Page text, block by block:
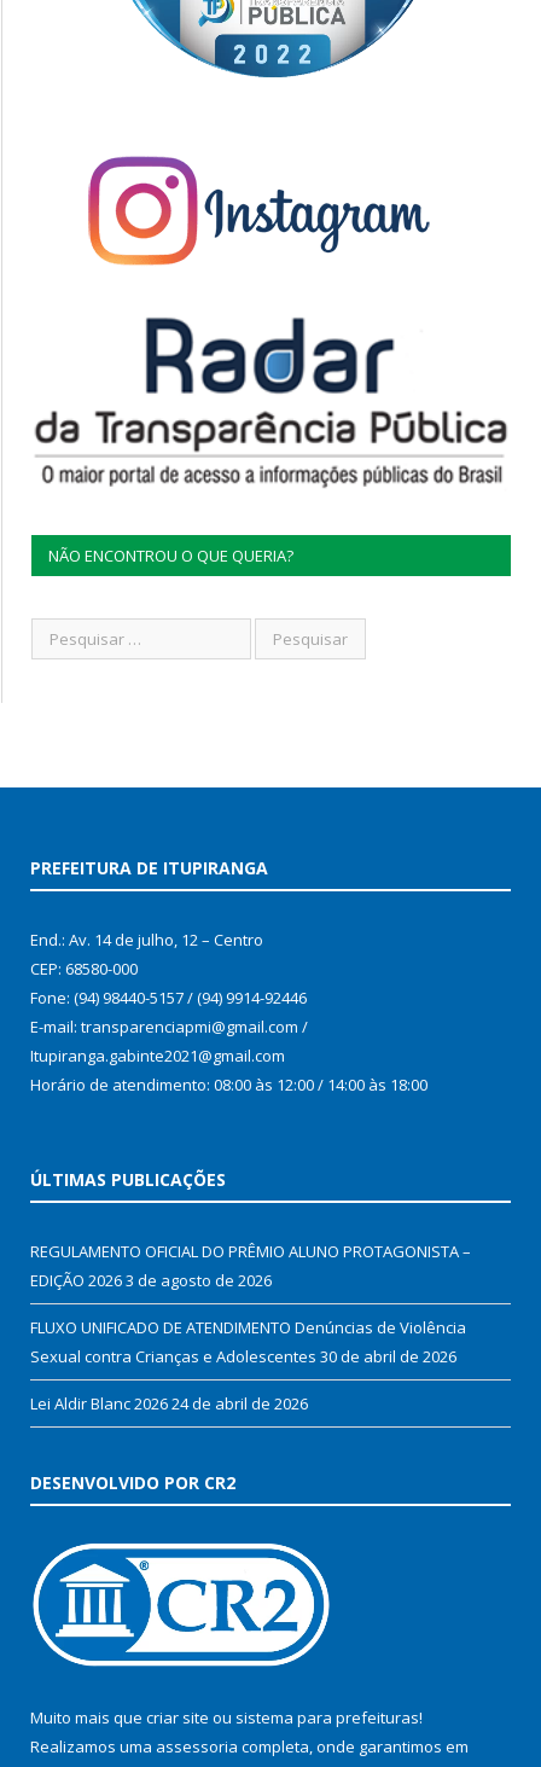
NÃO ENCONTROU O QUE QUERIA?
PREFEITURA DE ITUPIRANGA
End.: Av. 14 de julho, 12 – Centro
CEP: 68580-000
Fone: (94) 98440-5157 / (94) 9914-92446
E-mail: transparenciapmi@gmail.com /
Itupiranga.gabinte2021@gmail.com
Horário de atendimento: 08:00 às 12:00 / 14:00 às 18:00
ÚLTIMAS PUBLICAÇÕES
REGULAMENTO OFICIAL DO PRÊMIO ALUNO PROTAGONISTA –
EDIÇÃO 20263 de agosto de 2026
FLUXO UNIFICADO DE ATENDIMENTO Denúncias de Violência
Sexual contra Crianças e Adolescentes 30 de abril de 2026
Lei Aldir Blanc 202624 de abril de 2026
DESENVOLVIDO POR CR2
Muito mais que criar site ou sistema para prefeituras!
Realizamos uma assessoria completa, onde garantimos em